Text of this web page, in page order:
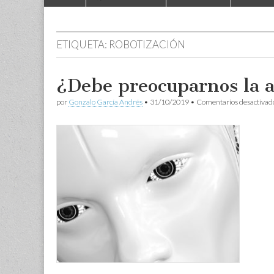
menu
ETIQUETA: ROBOTIZACIÓN
¿Debe preocuparnos la
por Gonzalo García Andrés • 31/10/2019 • Comentarios